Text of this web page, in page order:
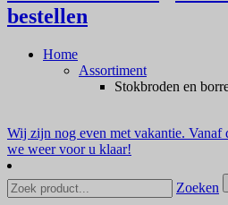
bestellen
Home
Assortiment
Stokbroden en
Wij zijn nog even met vakantie. Vanaf
we weer voor u klaar!
Zoeken